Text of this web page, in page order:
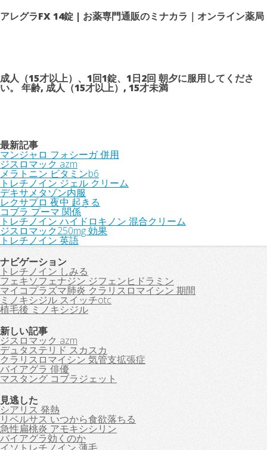
アレグラFX 14錠 | お薬専門通販のミナカラ｜オンライン薬局
成人（15才以上）、1回1錠、1日2回 朝夕に服用してくださ
い。 年齢, 成人（15才以上）, 15才未満
最新記事
マンジャロ フォシーガ 併用
ジスロマック azm
メラトニン ビタミンb6
トレチノイン ジェル クリーム
デキサメタゾン内服
レクサプロ 夜中 起きる
コブラ プーマ 関係
トレチノイン ハイドロキノン 混合クリーム
ジスロマック250mg 効果
トレチノイン 英語
ナビゲーション
トレチノイン しみる
フェキソフェナジン ジフェンヒドラミン
マイコプラズマ肺炎 クラリスロマイシン 期間
ミノキシジル スイッチotc
植毛後 ミノキシジル
新しい記事
ジスロマック azm
デュタステリド スカスカ
クラリスロマイシン 気管支拡張症
バイアグラ 俳優
マスタング コブラジェット
見逃した
シアリス 発熱
リベルサス いつから食欲落ちる
急性扁桃炎 アモキシシリン
バイアグラ効くのか